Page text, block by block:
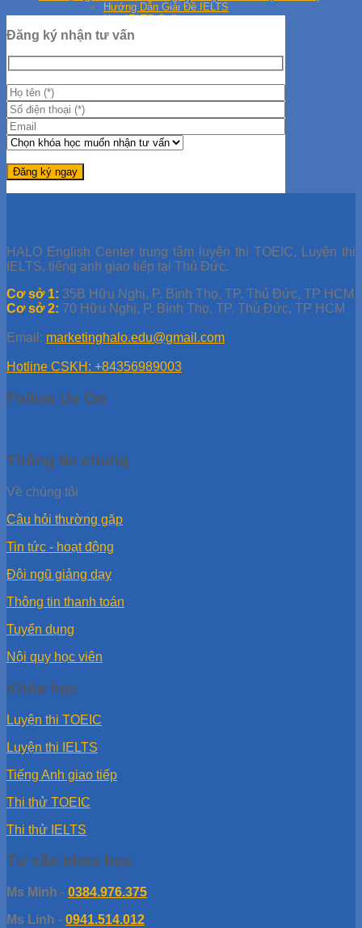
Hướng Dẫn Giải Đề IELTS
Học IELTS Online
Tips Học IELTS
Tài liệu TOEIC
Đề thi thử TOEIC
Giải đề TOEIC
Giải đề ETS 2020
Học TOEIC Online
Series 30 Ngày Học TOEIC
Đăng ký nhận tư vấn
HALO English Center trung tâm luyện thi TOEIC, Luyện thi
IELTS, tiếng anh giao tiếp tại Thủ Đức.
Cơ sở 1: 35B Hữu Nghị, P. Bình Thọ, TP. Thủ Đức, TP HCM
Cơ sở 2: 70 Hữu Nghị, P. Bình Thọ, TP. Thủ Đức, TP HCM
Email: marketinghalo.edu@gmail.com
Hotline CSKH: +84356989003
Follow Us On
Thông tin chung
Về chúng tôi
Câu hỏi thường gặp
Tin tức - hoạt động
Đội ngũ giảng dạy
Thông tin thanh toán
Tuyển dụng
Nội quy học viên
Khóa học
Luyện thi TOEIC
Luyện thi IELTS
Tiếng Anh giao tiếp
Thi thử TOEIC
Thi thử IELTS
Tư vấn khóa học
Ms Minh - 0384.976.375
Ms Linh - 0941.514.012